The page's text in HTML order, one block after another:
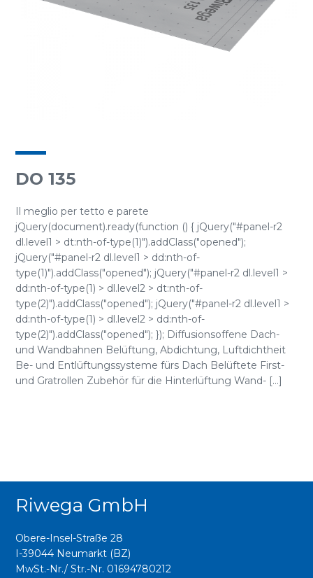
DO 135
Il meglio per tetto e parete
jQuery(document).ready(function () { jQuery("#panel-r2
dl.level1 > dt:nth-of-type(1)").addClass("opened");
jQuery("#panel-r2 dl.level1 > dd:nth-of-
type(1)").addClass("opened"); jQuery("#panel-r2 dl.level1 >
dd:nth-of-type(1) > dl.level2 > dt:nth-of-
type(2)").addClass("opened"); jQuery("#panel-r2 dl.level1 >
dd:nth-of-type(1) > dl.level2 > dd:nth-of-
type(2)").addClass("opened"); }); Diffusionsoffene Dach-
und Wandbahnen Belüftung, Abdichtung, Luftdichtheit
Be- und Entlüftungssysteme fürs Dach Belüftete First-
und Gratrollen Zubehör für die Hinterlüftung Wand- [...]
Riwega GmbH
Obere-Insel-Straße 28
I-39044 Neumarkt (BZ)
MwSt.-Nr./ Str.-Nr. 01694780212